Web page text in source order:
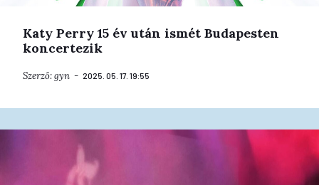
Katy Perry 15 év után ismét Budapesten
koncertezik
Szerző:gyn 2025. 05. 17. 19:55